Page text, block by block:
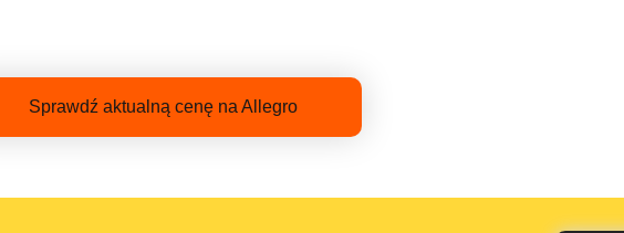
Sprawdź aktualną cenę na Allegro